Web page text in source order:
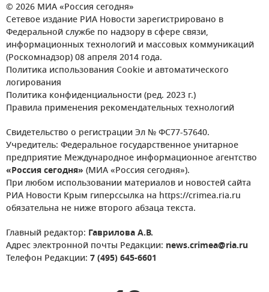
© 2026 МИА «Россия сегодня»
Сетевое издание РИА Новости зарегистрировано в
Федеральной службе по надзору в сфере связи,
информационных технологий и массовых коммуникаций
(Роскомнадзор) 08 апреля 2014 года.
Политика использования Cookie и автоматического
логирования
Политика конфиденциальности (ред. 2023 г.)
Правила применения рекомендательных технологий
Свидетельство о регистрации Эл № ФС77-57640.
Учредитель: Федеральное государственное унитарное
предприятие Международное информационное агентство
«Россия сегодня» (МИА «Россия сегодня»).
При любом использовании материалов и новостей сайта
РИА Новости Крым гиперссылка на https://crimea.ria.ru
обязательна не ниже второго абзаца текста.
Главный редактор: Гаврилова А.В.
Адрес электронной почты Редакции: news.crimea@ria.ru
Телефон Редакции: 7 (495) 645-6601